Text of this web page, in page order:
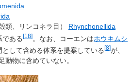
殻類、リンコネラ目） Rhynchonellida
である[18]。なお、コーエンはホウキムシ
して含める体系を提案している [8]が、
動物に含めていない。